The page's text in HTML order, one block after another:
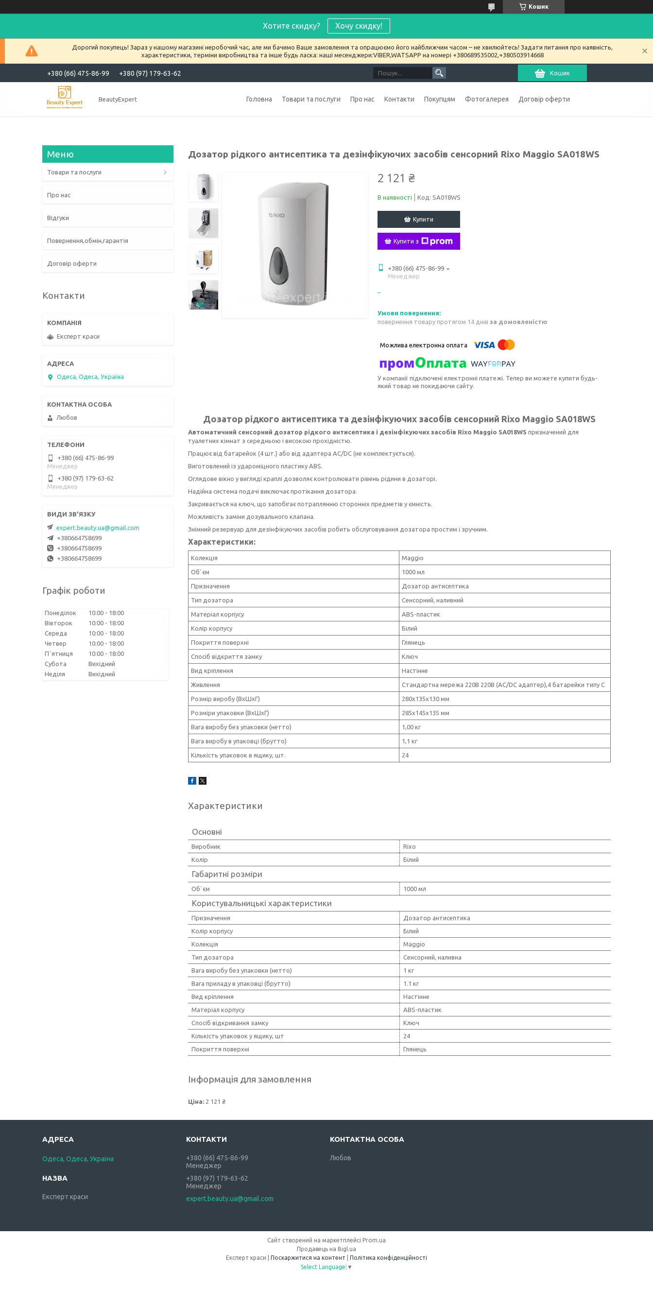
Кошик
Хотите скидку? Хочу скидку!
Дорогий покупець! Зараз у нашому магазині неробочий час, але ми бачимо Ваше замовлення та опрацюємо його найближчим часом – не хвилюйтесь! Задати питання про наявність,
характеристики, терміни виробництва та інше будь ласка: наші месенджери:VIBER,WATSAPP на номері +380689535002,+380503914668
+380 (66) 475-86-99 +380 (97) 179-63-62 Кошик
BeautyExpert Головна Товари та послуги Про нас Контакти Покупцям Фотогалерея Договір оферти
Дозатор рідкого антисептика та дезінфікуючих засобів сенсорний Rixo Maggio SA018WS
2 121 ₴
В наявності Код: SA018WS
Купити
Купити з
+380 (66) 475-86-99
Менеджер
повернення товару протягом 14 днів за домовленістю
У компанії підключені електронні платежі. Тепер ви можете купити будь-
який товар не покидаючи сайту.
Дозатор рідкого антисептика та дезінфікуючих засобів сенсорний Rixo Maggio SA018WS
Автоматичний сенсорний дозатор рідкого антисептика і дезінфікуючих засобів Rixo Maggio SA018WS призначений для
туалетних кімнат з середньою і високою прохідністю.
Працює від батарейок (4 шт.) або від адаптера AC/DC (не комплектується).
Виготовлений із удароміцного пластику АВS.
Оглядове вікно у вигляді краплі дозволяє контролювати рівень рідини в дозаторі.
Надійна система подачі виключає протікання дозатора.
Закривається на ключ, що запобігає потраплянню сторонніх предметів у ємність.
Можливість заміни дозувального клапана.
Знімний резервуар для дезінфікуючих засобів робить обслуговування дозатора простим і зручним.
Характеристики:
Колекція Maggio
Об`єм 1000 мл
Призначення Дозатор антисептика
Тип дозатора Сенсорний, наливний
Матеріал корпусу ABS-пластик
Колір корпусу Білий
Покриття поверхні Глянець
Спосіб відкриття замку Ключ
Вид кріплення Настінне
Живлення Стандартна мережа 220В 220В (AC/DC адаптер),4 батарейки типу С
Розмір виробу (ВхШхГ) 280х135х130 мм
Розміри упаковки (ВхШхГ) 285х145х135 мм
Вага виробу без упаковки (нетто) 1,00 кг
Вага виробу в упаковці (брутто) 1,1 кг
Кількість упаковок в ящику, шт. 24
Характеристики
Основні
Виробник
Rixo
Колір
Білий
Габаритні розміри
Об`єм 1000 мл
Користувальницькі характеристики
Призначення
Дозатор антисептика
Колір корпусу
Білий
Колекція
Maggio
Тип дозатора
Сенсорний, наливна
Вага виробу без упаковки (нетто)
1 кг
Вага приладу в упаковці (брутто)
1.1 кг
Вид кріплення
Настінне
Матеріал корпусу
ABS-пластик
Спосіб відкривання замку
Ключ
Кількість упаковок у ящику, шт
24
Покриття поверхні
Глянець
Інформація для замовлення
Ціна: 2 121 ₴
Товари та послуги
Про нас
Відгуки
Повернення,обмін,гарантія
Договір оферти
Контакти
Експерт краси
Одеса, Одеса, Україна
Любов
+380 (66) 475-86-99
Менеджер
+380 (97) 179-63-62
Менеджер
expert.beauty.ua@gmail.com
+380664758699
+380664758699
+380664758699
Графік роботи
Понеділок 10:00
18:00
Вівторок
10:00
18:00
Середа
10:00
18:00
Четвер
10:00
18:00
Пʼятниця
10:00
18:00
Субота
Вихідний
Неділя
Вихідний
Одеса, Одеса, Україна
Експерт краси
+380 (66) 475-86-99
Менеджер
+380 (97) 179-63-62
Менеджер
expert.beauty.ua@gmail.com
Любов
Сайт створений на маркетплейсі Prom.ua
Продавець на Bigl.ua
Поскаржитися на контент
Політика конфіденційності
Select Language ▼